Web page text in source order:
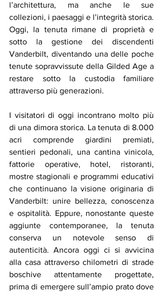
l’architettura, ma anche le sue
collezioni, i paesaggi e l’integrità storica.
Oggi, la tenuta rimane di proprietà e
sotto la gestione dei discendenti
Vanderbilt, diventando una delle poche
tenute sopravvissute della Gilded Age a
restare sotto la custodia familiare
attraverso più generazioni.
I visitatori di oggi incontrano molto più
di una dimora storica. La tenuta di 8.000
acri comprende giardini premiati,
sentieri pedonali, una cantina vinicola,
fattorie operative, hotel, ristoranti,
mostre stagionali e programmi educativi
che continuano la visione originaria di
Vanderbilt: unire bellezza, conoscenza
e ospitalità. Eppure, nonostante queste
aggiunte contemporanee, la tenuta
conserva un notevole senso di
autenticità. Ancora oggi ci si avvicina
alla casa attraverso chilometri di strade
boschive attentamente progettate,
prima di emergere sull’ampio prato dove